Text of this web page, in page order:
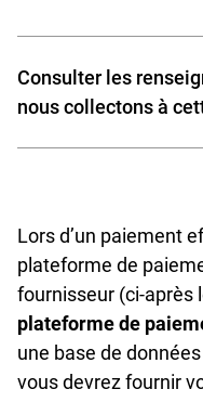
Consulter les
nous collectons à
Nom de
Courriel ;
Mot de passe ;
Lors d’un paiement
plateforme de
fournisseur (ci-après
plateforme de
une base de
vous devrez fournir